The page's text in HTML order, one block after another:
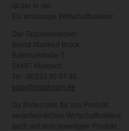
ist der in der
EU ansässige Wirtschaftsakteur:
Der Taschenmacher
Bernd Manfred Brück
Bahnhofstraße 5
54497 Morbach
Tel.: 06533 95 97 85
bmb@bmbforum.de
Du findest den für das Produkt
verantwortlichen Wirtschaftsakteur
auch auf dem jeweiligen Produkt